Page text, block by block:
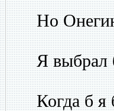
Но Онегин
Я выбрал
Когда б я